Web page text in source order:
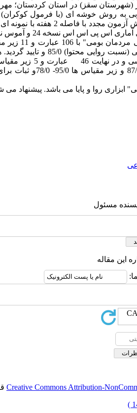
(شهرستان سقز) در استان کردستان؛
به روش خوشه ای (با فرمول کوکران)
نسخه 24 و آموس نسخه 22 انجام شد.
یافته ها: در بخش
بخش کمی، روایی محتوای کیفی تایید شد. روایی
مقیاس نیز مورد تایید بود. تحلیل
ابزاری روا و پایا می باشد. پیشنهاد
مسئول
این مقاله
Creative Commons Attribution-